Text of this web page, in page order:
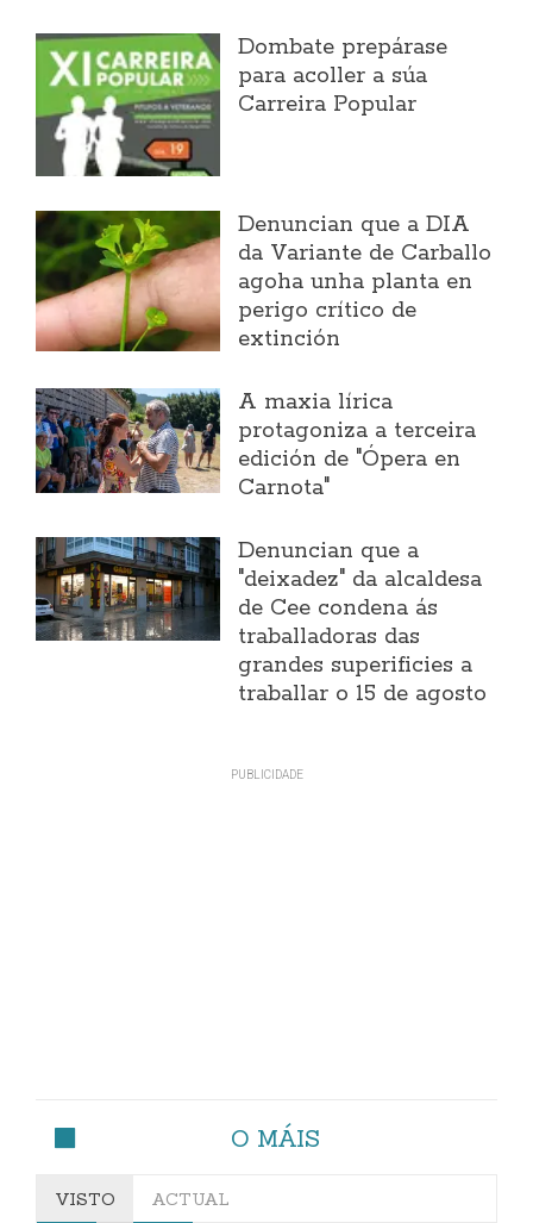
Dombate prepárase
para acoller a súa
Carreira Popular
Denuncian que a DIA
da Variante de Carballo
agoha unha planta en
perigo crítico de
extinción
A maxia lírica
protagoniza a terceira
edición de "Ópera en
Carnota"
Denuncian que a
"deixadez" da alcaldesa
de Cee condena ás
traballadoras das
grandes superificies a
traballar o 15 de agosto
O MÁIS
VISTO ACTUAL